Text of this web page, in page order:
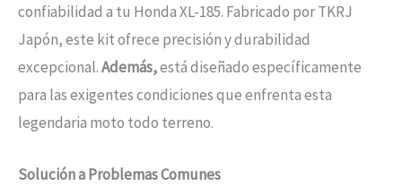
confiabilidad a tu Honda XL-185. Fabricado por TKRJ
Japón, este kit ofrece precisión y durabilidad
excepcional.Además,está diseñado específicamente
para las exigentes condiciones que enfrenta esta
legendaria moto todo terreno.
Solución a Problemas Comunes